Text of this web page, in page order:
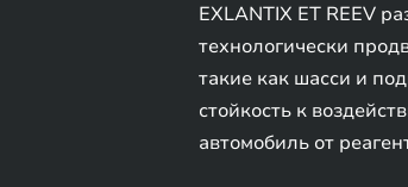
EXLANTIX ET REEV
технологически
такие как шасси и
стойкость к
автомобиль от